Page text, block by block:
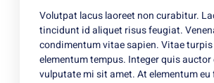
Volutpat lacus laoreet non curabitur.
tincidunt id aliquet risus feugiat.
condimentum vitae sapien. Vitae turpis
elementum tempus. Integer quis auctor
vulputate mi sit amet. At elementum